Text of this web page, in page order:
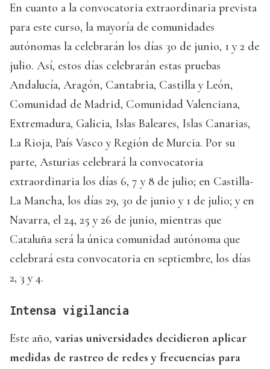
En cuanto a la convocatoria extraordinaria prevista
para este curso, la mayoría de comunidades
autónomas la celebrarán los días 30 de junio, 1 y 2 de
julio. Así, estos días celebrarán estas pruebas
Andalucía, Aragón, Cantabria, Castilla y León,
Comunidad de Madrid, Comunidad Valenciana,
Extremadura, Galicia, Islas Baleares, Islas Canarias,
La Rioja, País Vasco y Región de Murcia. Por su
parte, Asturias celebrará la convocatoria
extraordinaria los días 6, 7 y 8 de julio; en Castilla-
La Mancha, los días 29, 30 de junio y 1 de julio; y en
Navarra, el 24, 25 y 26 de junio, mientras que
Cataluña será la única comunidad autónoma que
celebrará esta convocatoria en septiembre, los días
2, 3 y 4.
Intensa vigilancia
Este año, varias universidades decidieron aplicar
medidas de rastreo de redes y frecuencias para